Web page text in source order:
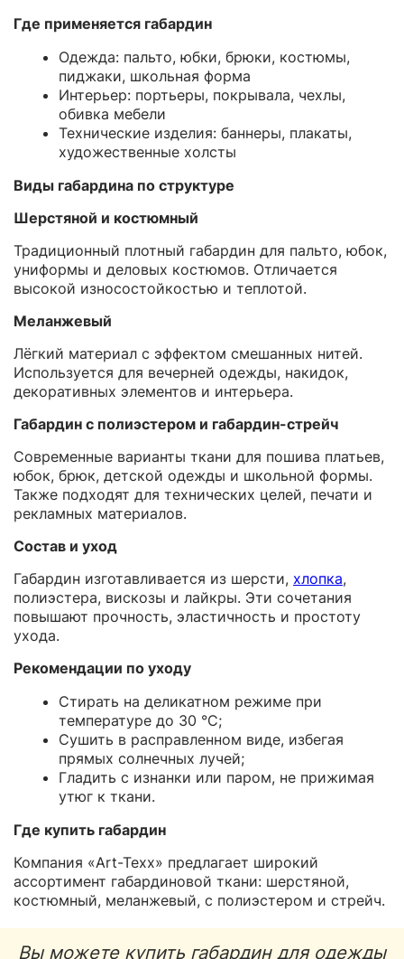
Где применяется габардин
Одежда: пальто, юбки, брюки, костюмы,
пиджаки, школьная форма
Интерьер: портьеры, покрывала, чехлы,
обивка мебели
Технические изделия: баннеры, плакаты,
художественные холсты
Виды габардина по структуре
Шерстяной и костюмный
Традиционный плотный габардин для пальто, юбок,
униформы и деловых костюмов. Отличается
высокой износостойкостью и теплотой.
Меланжевый
Лёгкий материал с эффектом смешанных нитей.
Используется для вечерней одежды, накидок,
декоративных элементов и интерьера.
Габардин с полиэстером и габардин-стрейч
Современные варианты ткани для пошива платьев,
юбок, брюк, детской одежды и школьной формы.
Также подходят для технических целей, печати и
рекламных материалов.
Состав и уход
Габардин изготавливается из шерсти, хлопка,
полиэстера, вискозы и лайкры. Эти сочетания
повышают прочность, эластичность и простоту
ухода.
Рекомендации по уходу
Стирать на деликатном режиме при
температуре до 30 °C;
Сушить в расправленном виде, избегая
прямых солнечных лучей;
Гладить с изнанки или паром, не прижимая
утюг к ткани.
Где купить габардин
Компания «Art-Texx» предлагает широкий
ассортимент габардиновой ткани: шерстяной,
костюмный, меланжевый, с полиэстером и стрейч.
Вы можете купить габардин для одежды